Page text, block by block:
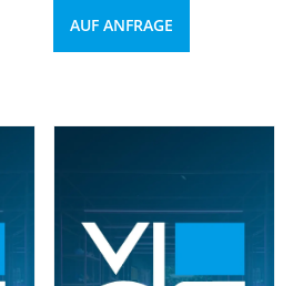
AUF ANFRAGE